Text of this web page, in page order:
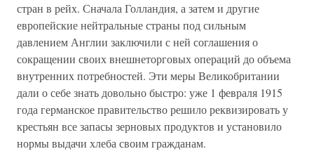
стран в рейх. Сначала Голландия, а затем и другие
европейские нейтральные страны под сильным
давлением Англии заключили с ней соглашения о
сокращении своих внешнеторговых операций до объема
внутренних потребностей. Эти меры Великобритании
дали о себе знать довольно быстро: уже 1 февраля 1915
года германское правительство решило реквизировать у
крестьян все запасы зерновых продуктов и установило
нормы выдачи хлеба своим гражданам.